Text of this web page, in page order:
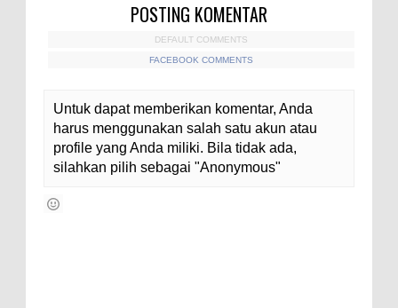
POSTING KOMENTAR
DEFAULT COMMENTS
FACEBOOK COMMENTS
Untuk dapat memberikan komentar, Anda
harus menggunakan salah satu akun atau
profile yang Anda miliki. Bila tidak ada,
silahkan pilih sebagai "Anonymous"